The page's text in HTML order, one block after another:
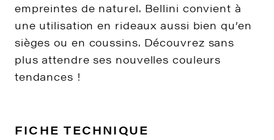
empreintes de naturel. Bellini convient à
une utilisation en rideaux aussi bien qu’en
sièges ou en coussins. Découvrez sans
plus attendre ses nouvelles couleurs
tendances !
FICHE TECHNIQUE